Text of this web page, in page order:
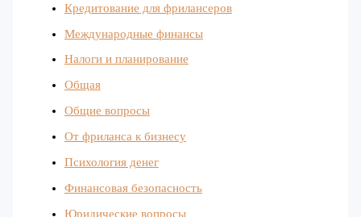
Кредитование для фрилансеров
Международные финансы
Налоги и планирование
Общая
Общие вопросы
От фриланса к бизнесу
Психология денег
Финансовая безопасность
Юридические вопросы